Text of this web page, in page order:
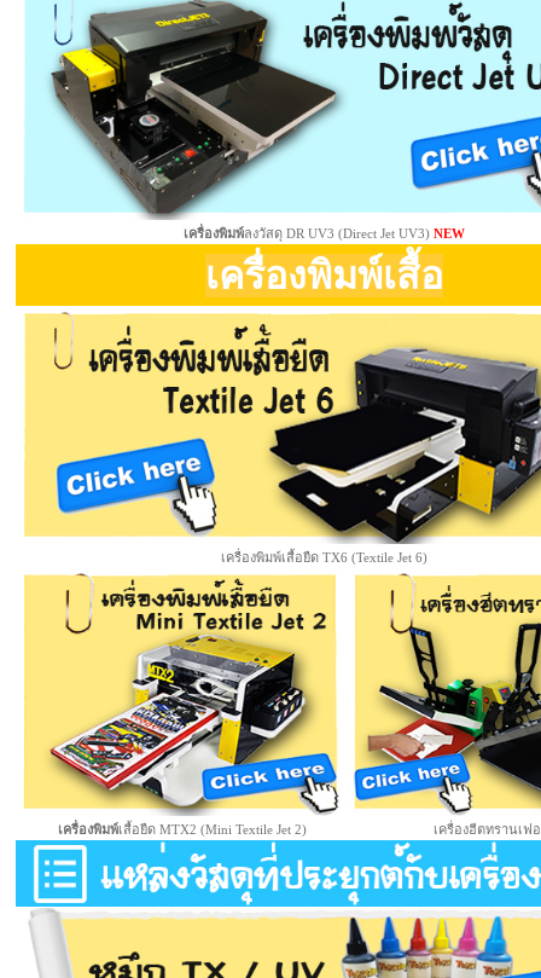
เครื่องพิมพ์ลงวัสดุ DR UV3 (Direct Jet UV3)NEW
เครื่องพิมพ์เสื้อ
เครื่องพิมพ์เสื้อยืด TX6 (Textile Jet 6)
เครื่องพิมพ์เสื้อยืด MTX2 (Mini Textile Jet 2) เครื่องฮีตทรานเฟ